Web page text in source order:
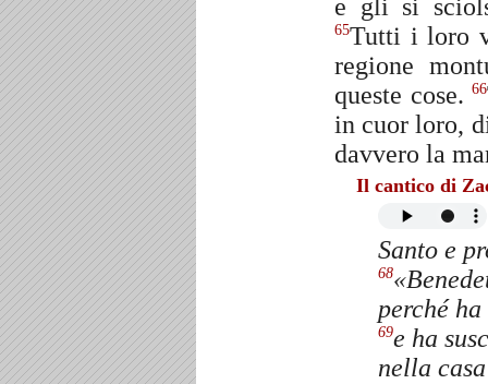
e gli si
65Tutti i loro
regione
queste cose.66
in cuor loro,
davvero la
Il cantico di
Santo e
68
perché
69e ha
nella